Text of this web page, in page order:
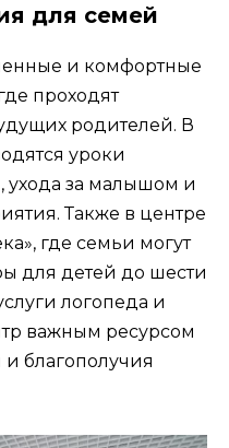
для семей
и комфортные
проходят
родителей. В
уроки
ухода за малышом и
Также в центре
где семьи могут
для детей до шести
логопеда и
важным ресурсом
благополучия